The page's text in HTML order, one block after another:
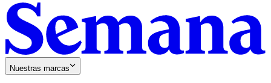
Nuestras marcas